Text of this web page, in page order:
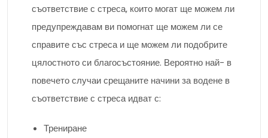
съответствие с стреса, които могат ще можем ли
предупреждавам ви помогнат ще можем ли се
справите със стреса и ще можем ли подобрите
цялостното си благосъстояние. Вероятно най- в
повечето случаи срещаните начини за водене в
съответствие с стреса идват с:
Трениране